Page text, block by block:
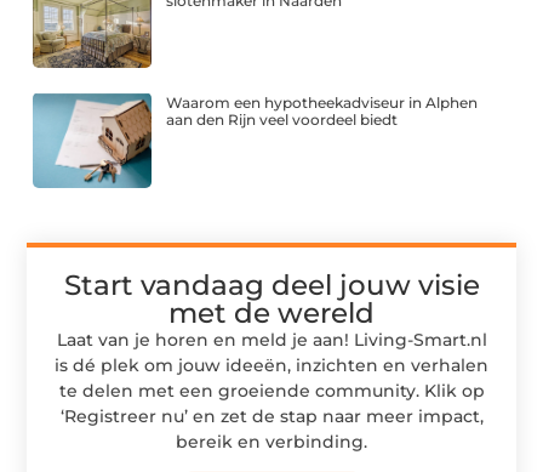
Waarom een hypotheekadviseur in Alphen
aan den Rijn veel voordeel biedt
Start vandaag deel jouw visie
met de wereld
Laat van je horen en meld je aan! Living-Smart.nl
is dé plek om jouw ideeën, inzichten en verhalen
te delen met een groeiende community. Klik op
‘Registreer nu’ en zet de stap naar meer impact,
bereik en verbinding.